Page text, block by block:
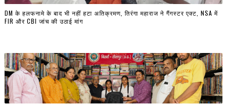
DM के हलफनामे के बाद भी नहीं हटा अतिक्रमण, तिरंगा महाराज ने गैंगस्टर एक्ट, NSA में
FIR और CBI जांच की उठाई मांग